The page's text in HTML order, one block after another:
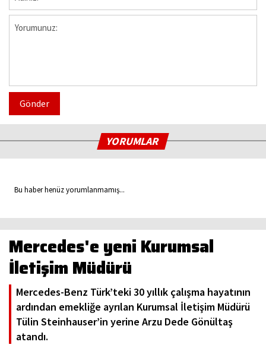
Gönder
YORUMLAR
Bu haber henüz yorumlanmamış...
Mercedes'e yeni Kurumsal
İletişim Müdürü
Mercedes-Benz Türk’teki 30 yıllık çalışma hayatının
ardından emekliğe ayrılan Kurumsal İletişim Müdürü
Tülin Steinhauser’in yerine Arzu Dede Gönültaş
atandı.